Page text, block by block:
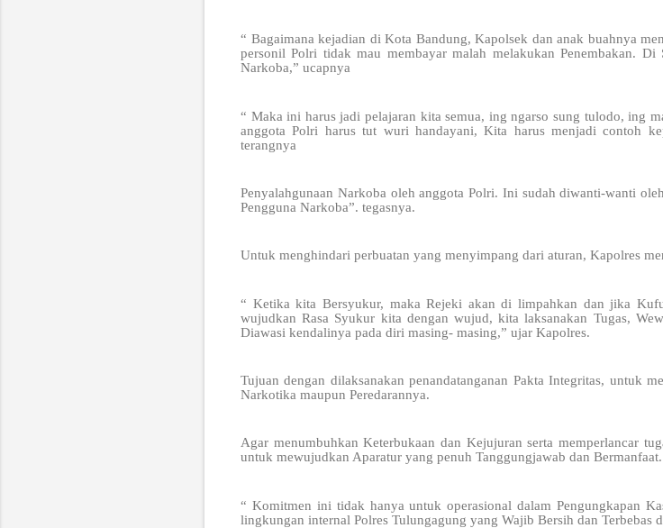
“ Bagaimana kejadian di Kota Bandung, Kapolsek dan anak buahnya
personil Polri tidak mau membayar malah melakukan Penembakan. Di
Narkoba,” ucapnya
“ Maka ini harus jadi pelajaran kita semua, ing ngarso sung tulodo, ing
anggota Polri harus tut wuri handayani, Kita harus menjadi contoh
terangnya
Penyalahgunaan Narkoba oleh anggota Polri. Ini sudah diwanti-wanti
Pengguna Narkoba”. tegasnya.
Untuk menghindari perbuatan yang menyimpang dari aturan, Kapolres
“ Ketika kita Bersyukur, maka Rejeki akan di limpahkan dan jika
wujudkan Rasa Syukur kita dengan wujud, kita laksanakan Tugas,
Diawasi kendalinya pada diri masing- masing,” ujar Kapolres.
Tujuan dengan dilaksanakan penandatanganan Pakta Integritas, untuk
Narkotika maupun Peredarannya.
Agar menumbuhkan Keterbukaan dan Kejujuran serta memperlancar
untuk mewujudkan Aparatur yang penuh Tanggungjawab dan Bermanfaat.
“ Komitmen ini tidak hanya untuk operasional dalam Pengungkapan
lingkungan internal Polres Tulungagung yang Wajib Bersih dan Terbebas